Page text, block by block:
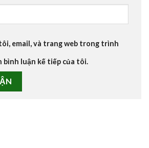
email, và trang web trong trình
bình luận kế tiếp của tôi.